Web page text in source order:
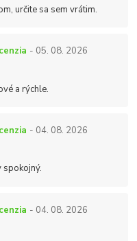
určite sa sem vrátim.
- 05. 08. 2026
a rýchle.
- 04. 08. 2026
spokojný.
- 04. 08. 2026